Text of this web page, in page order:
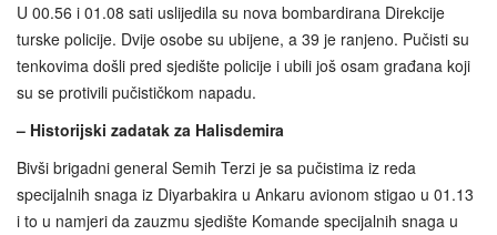
U 00.56 i 01.08 sati uslijedila su nova bombardirana Direkcije
turske policije. Dvije osobe su ubijene, a 39 je ranjeno. Pučisti su
tenkovima došli pred sjedište policije i ubili još osam građana koji
su se protivili pučističkom napadu.
– Historijski zadatak za Halisdemira
Bivši brigadni general Semih Terzi je sa pučistima iz reda
specijalnih snaga iz Diyarbakira u Ankaru avionom stigao u 01.13
i to u namjeri da zauzmu sjedište Komande specijalnih snaga u